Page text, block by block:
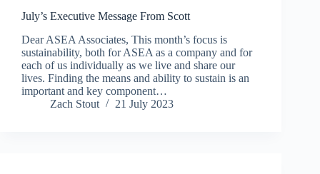
July’s Executive Message From Scott
Dear ASEA Associates, This month’s focus is
sustainability, both for ASEA as a company and for
each of us individually as we live and share our
lives. Finding the means and ability to sustain is an
important and key component…
Zach Stout
21 July 2023